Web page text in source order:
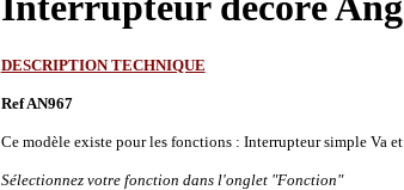
DESCRIPTION TECHNIQUE
Ref AN967
Ce modèle existe pour les fonctions : Interrupteur simple Va
Sélectionnez votre fonction dans l'onglet "Fonction"